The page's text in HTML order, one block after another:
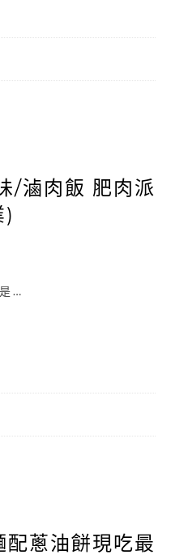
/滷肉飯 肥肉派
)
…
配蔥油餅現吃最